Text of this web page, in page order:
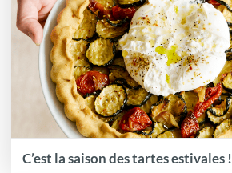
C’est la saison des tartes estivales !